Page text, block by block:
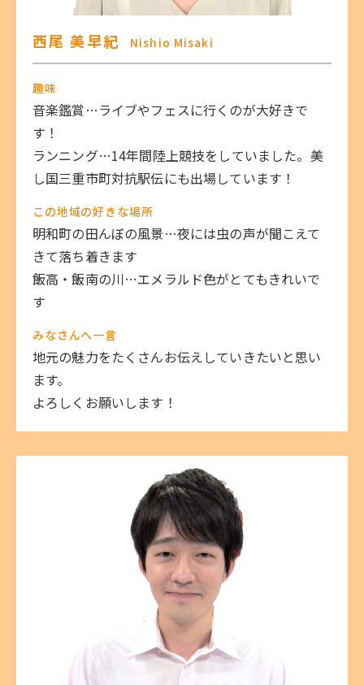
西尾 美早紀 Nishio Misaki
趣味
音楽鑑賞…ライブやフェスに行くのが大好きで
す！
ランニング…14年間陸上競技をしていました。美
し国三重市町対抗駅伝にも出場しています！
この地域の好きな場所
明和町の田んぼの風景…夜には虫の声が聞こえて
きて落ち着きます
飯高・飯南の川…エメラルド色がとてもきれいで
す
みなさんへ一言
地元の魅力をたくさんお伝えしていきたいと思い
ます。
よろしくお願いします！